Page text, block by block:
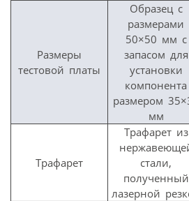
Размеры
тестовой платы
Образец с
размерами
50×50 мм с
запасом для
установки
компонента
размером
мм
Трафарет
Трафарет из
стали,
полученный
лазерной